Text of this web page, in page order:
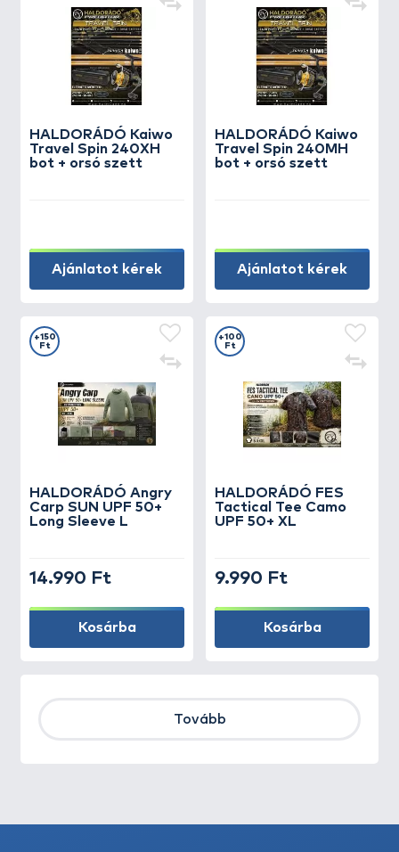
HALDORÁDÓ Kaiwo
Travel Spin 240XH
bot + orsó szett
Ajánlatot kérek
HALDORÁDÓ Kaiwo
Travel Spin 240MH
bot + orsó szett
Ajánlatot kérek
HALDORÁDÓ Angry
Carp SUN UPF 50+
Long Sleeve L
+150
Ft
14.990 Ft
Kosárba
HALDORÁDÓ FES
Tactical Tee Camo
UPF 50+ XL
+100
Ft
9.990 Ft
Kosárba
Tovább